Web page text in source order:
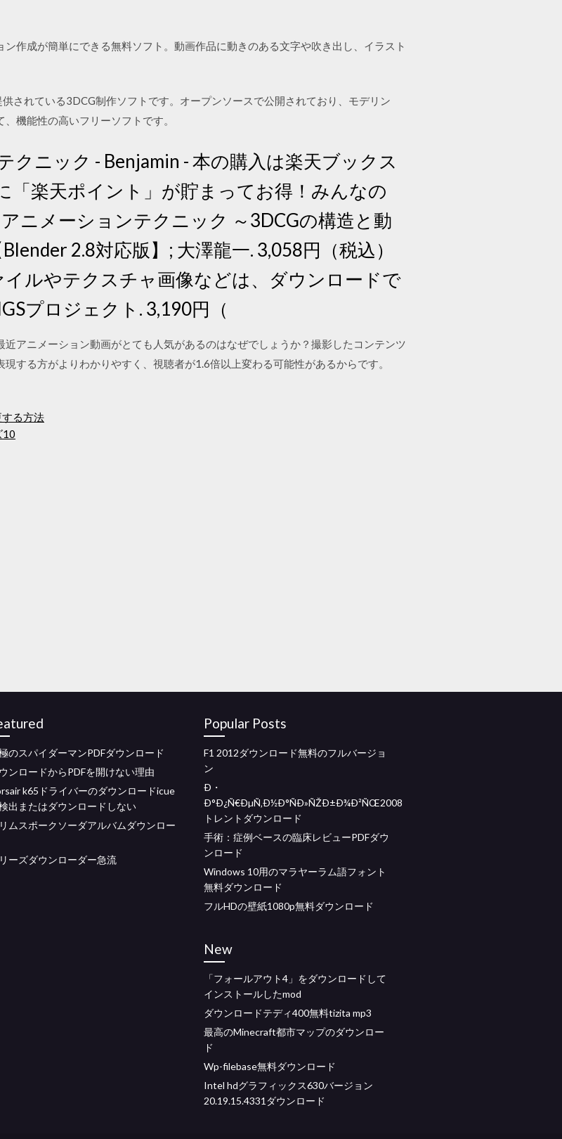
作成が簡単にできる無料ソフト。動画作品に動きのある文字や吹き出し、イラスト
されている3DCG制作ソフトです。オープンソースで公開されており、モデリン
機能性の高いフリーソフトです。
クニック - Benjamin - 本の購入は楽天ブックス
「楽天ポイント」が貯まってお得！みんなの
ニメーションテクニック ～3DCGの構造と動
2.8対応版】; 大澤龍一. 3,058円（税込）
ルやテクスチャ画像などは、ダウンロードで
プロジェクト. 3,190円（
アニメーション動画がとても人気があるのはなぜでしょうか？撮影したコンテンツ
する方がよりわかりやすく、視聴者が1.6倍以上変わる可能性があるからです。
る方法
10
のスパイダーマンPDFダウンロード
ンロードからPDFを開けない理由
k65ドライバーのダウンロードicue
出またはダウンロードしない
ムスポークソーダアルバムダウンロー
ーズダウンローダー急流
Popular Posts
F1 2012ダウンロード無料のフルバージョ
ン
Ð・
Ð°Ð¿Ñ€ÐµÑ‚Ð½Ð°ÑÐ»ÑŽÐ±Ð¾Ð²ÑŒ2008
トレントダウンロード
手術：症例ベースの臨床レビューPDFダウ
ンロード
Windows 10用のマラヤーラム語フォント
無料ダウンロード
フルHDの壁紙1080p無料ダウンロード
New
「フォールアウト4」をダウンロードして
インストールしたmod
ダウンロードテディ400無料tizita mp3
最高のMinecraft都市マップのダウンロー
ド
Wp-filebase無料ダウンロード
Intel hdグラフィックス630バージョン
20.19.15.4331ダウンロード